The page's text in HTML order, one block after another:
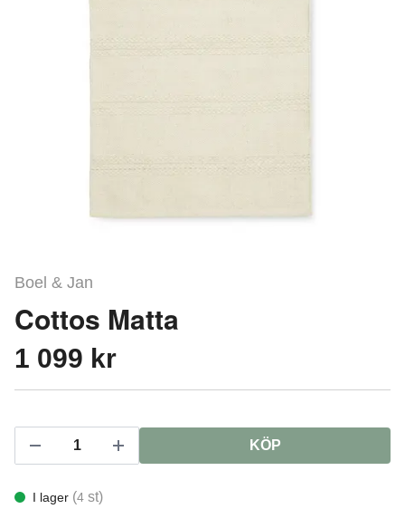
Boel & Jan
Cottos Matta
1 099 kr
KÖP
I lager (4 st)